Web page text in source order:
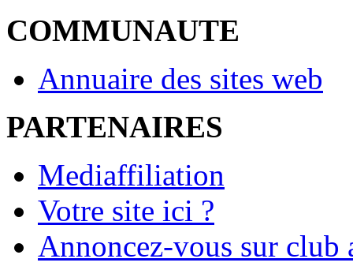
COMMUNAUTE
Annuaire des sites web
PARTENAIRES
Mediaffiliation
Votre site ici ?
Annoncez-vous sur